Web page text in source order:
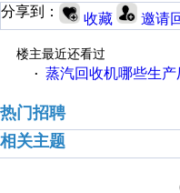
分享到：
收藏 邀请
楼主最近还看过
· 蒸汽回收机哪些生产厂
热门招聘
相关主题